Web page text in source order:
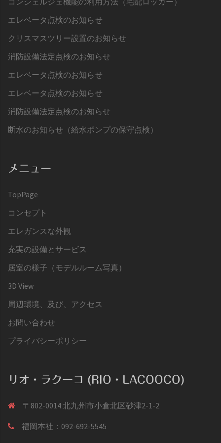
エレベータ点検のお知らせ
クリスマスツリー設置のお知らせ
消防設備法定点検のお知らせ
エレベータ点検のお知らせ
エレベータ点検のお知らせ
消防設備法定点検のお知らせ
断水のお知らせ（給水ポンプの保守点検）
メニュー
TopPage
コンセプト
エレガンスな外観
充実の設備とサービス
居室の様子（モデルルーム写真）
3D View
周辺環境、及び、アクセス
お問い合わせ
プライバシーポリシー
リオ・ラクーコ (RIO・LACOOCO)
〒802-0014 北九州市小倉北区砂津2-1-2
福岡本社：092-692-5545